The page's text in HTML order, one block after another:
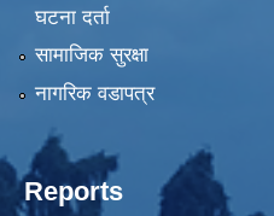
घटना दर्ता
सामाजिक सुरक्षा
नागरिक वडापत्र
Reports